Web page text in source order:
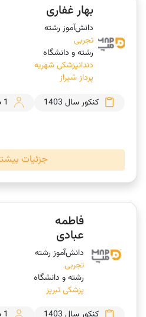
بهار غفاری
دانش‌‎آموز رشته
تجربی
رشته و دانشگاه
دندانپزشکی شهریه
پرداز شیراز
کنکور سال 1403
جزئیات بیشتر
فاطمه
عبادی
دانش‌‎آموز رشته
تجربی
رشته و دانشگاه
پزشکی تبریز